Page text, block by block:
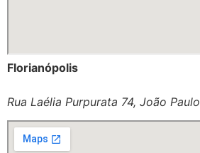
Florianópolis
Rua Laélia Purpurata 74, João